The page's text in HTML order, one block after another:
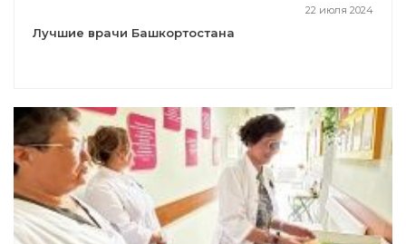
22 июля 2024
Лучшие врачи Башкортостана